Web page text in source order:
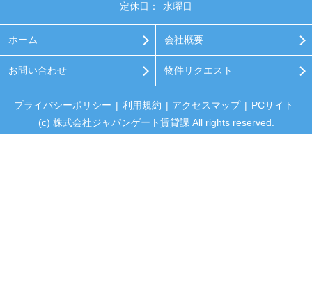
定休日：
水曜日
ホーム 会社概要
お問い合わせ 物件リクエスト
プライバシーポリシー 利用規約 アクセスマップ
PCサイト
(c) 株式会社ジャパンゲート賃貸課 All rights reserved.